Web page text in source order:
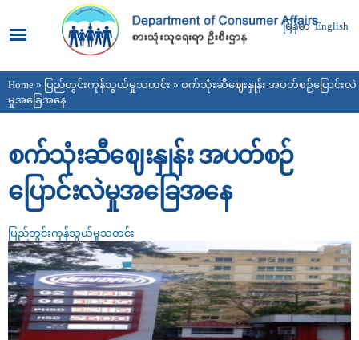
main
content
မြန်မာ English
You are here
Home » ပြည်တွင်းကုန်သွယ်မှုသတင်း » စက်သုံးဆီဈေးနှုန်း အပတ်စဉ်ပြောင်းလဲ
မှုအခြေအနေ
စက်သုံးဆီဈေးနှုန်း အပတ်စဉ်
ပြောင်းလဲမှုအခြေအနေ
ပြည်တွင်းကုန်သွယ်မှုသတင်း